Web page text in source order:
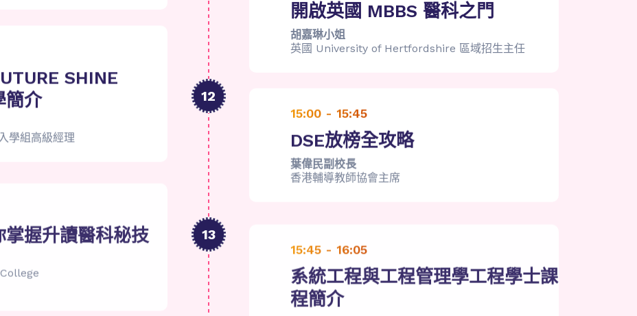
SHINE
簡介
學組高級經理
掌握升讀醫科秘技
12
13
開啟英國 MBBS 醫科之門
胡嘉琳小姐
英國 University of Hertfordshire 區域招生主任
15:00 - 15:45
DSE放榜全攻略
葉偉民副校長
香港輔導教師協會主席
系統工程與工程管理學工程學士課
程簡介